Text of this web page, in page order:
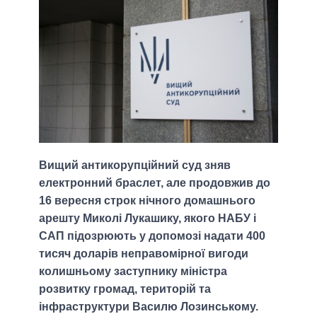
Вищий антикорупційний суд зняв
електронний браслет, але продовжив до
16 вересня строк нічного домашнього
арешту Миколі Лукашику, якого НАБУ і
САП підозрюють у допомозі надати 400
тисяч доларів неправомірної вигоди
колишньому заступнику міністра
розвитку громад, територій та
інфраструктури Василю Лозинському.